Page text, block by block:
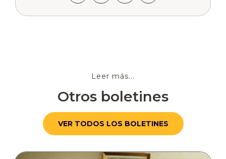
Leer más...
Otros boletines
VER TODOS LOS BOLETINES